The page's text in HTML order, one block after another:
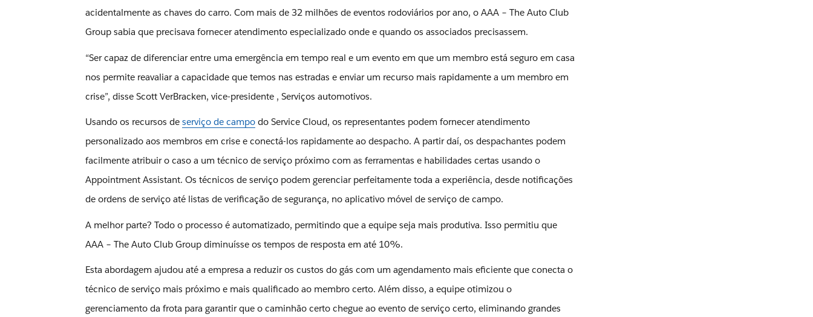
acidentalmente as chaves do carro. Com mais de 32 milhões de eventos rodoviários por ano, o AAA – The Auto Club
Group sabia que precisava fornecer atendimento especializado onde e quando os associados precisassem.
“Ser capaz de diferenciar entre uma emergência em tempo real e um evento em que um membro está seguro em casa
nos permite reavaliar a capacidade que temos nas estradas e enviar um recurso mais rapidamente a um membro em
crise”, disse Scott VerBracken, vice-presidente , Serviços automotivos.
Usando os recursos deserviço de campo do Service Cloud, os representantes podem fornecer atendimento
personalizado aos membros em crise e conectá-los rapidamente ao despacho. A partir daí, os despachantes podem
facilmente atribuir o caso a um técnico de serviço próximo com as ferramentas e habilidades certas usando o
Appointment Assistant. Os técnicos de serviço podem gerenciar perfeitamente toda a experiência, desde notificações
de ordens de serviço até listas de verificação de segurança, no aplicativo móvel de serviço de campo.
A melhor parte? Todo o processo é automatizado, permitindo que a equipe seja mais produtiva. Isso permitiu que
AAA – The Auto Club Group diminuísse os tempos de resposta em até 10%.
Esta abordagem ajudou até a empresa a reduzir os custos do gás com um agendamento mais eficiente que conecta o
técnico de serviço mais próximo e mais qualificado ao membro certo. Além disso, a equipe otimizou o
gerenciamento da frota para garantir que o caminhão certo chegue ao evento de serviço certo, eliminando grandes